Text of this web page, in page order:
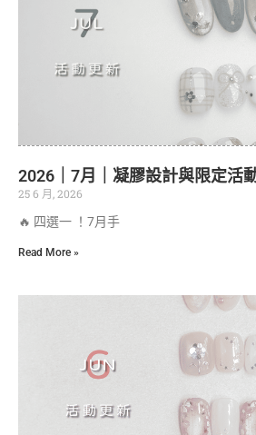
2026｜7月｜凝膠設計與限定活
25 6 月, 2026
🔥 四選一 ！7月手
Read More »